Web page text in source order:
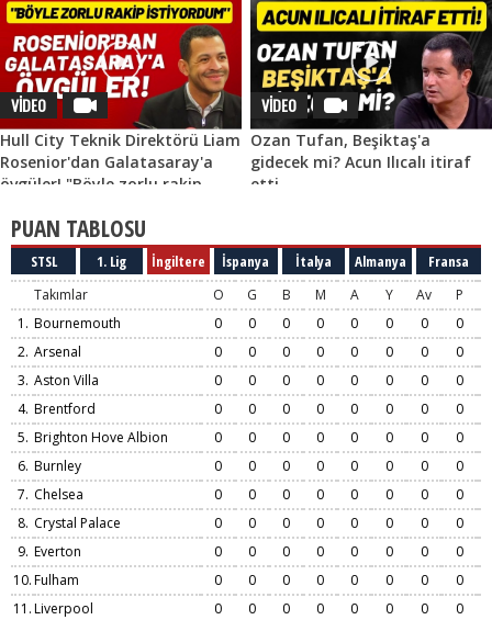
VİDEO
Hull City Teknik Direktörü Liam
Rosenior'dan Galatasaray'a
övgüler! "Böyle zorlu rakip
VİDEO
Ozan Tufan, Beşiktaş'a
gidecek mi? Acun Ilıcalı itiraf
etti
PUAN TABLOSU
STSL 1. Lig İngiltere İspanya İtalya Almanya Fransa
Takımlar O G B M A Y Av
P
1. Bournemouth 0 0 0 0 0 0 0
0
2. Arsenal 0 0 0 0 0 0 0
0
3. Aston Villa 0 0 0 0 0 0 0
0
4. Brentford 0 0 0 0 0 0 0
0
5. Brighton Hove Albion 0 0 0 0 0 0 0
0
6. Burnley 0 0 0 0 0 0 0
0
7. Chelsea 0 0 0 0 0 0 0
0
8. Crystal Palace 0 0 0 0 0 0 0
0
9. Everton 0 0 0 0 0 0 0
0
10.Fulham 0 0 0 0 0 0 0
0
11.Liverpool 0 0 0 0 0 0 0
0